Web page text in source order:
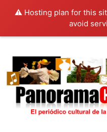
⚠️ Hosting plan for this
avoid